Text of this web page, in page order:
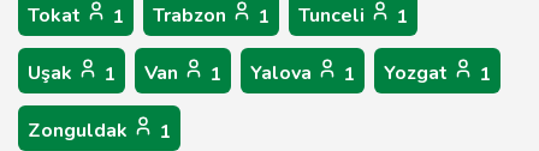
Tokat 1 Trabzon 1 Tunceli 1
Uşak 1 Van 1 Yalova 1 Yozgat 1
Zonguldak 1